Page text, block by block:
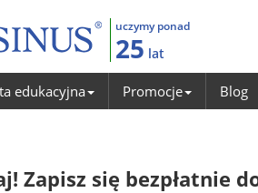
uczymy ponad
25 lat
edukacyjna Promocje Blog
Zapisz się bezpłatnie